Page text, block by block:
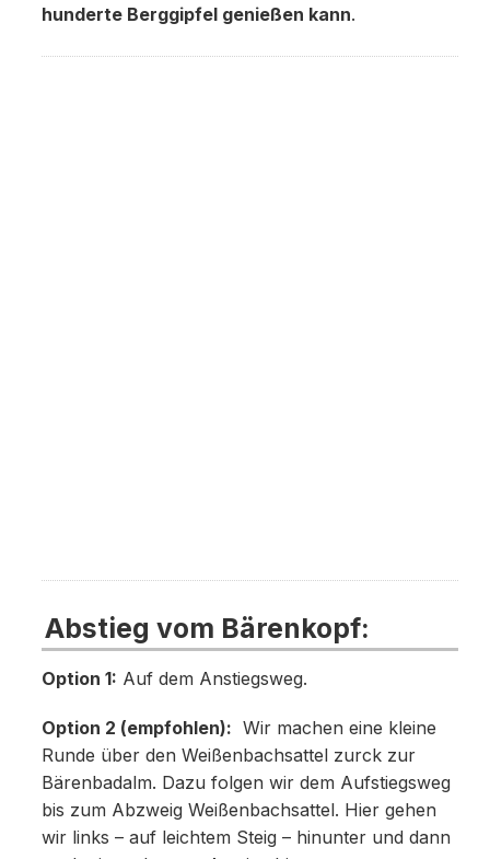
hunderte Berggipfel genießen kann.
Abstieg vom Bärenkopf:
Option 1: Auf dem Anstiegsweg.
Option 2 (empfohlen): Wir machen eine kleine
Runde über den Weißenbachsattel zurck zur
Bärenbadalm. Dazu folgen wir dem Aufstiegsweg
bis zum Abzweig Weißenbachsattel. Hier gehen
wir links – auf leichtem Steig – hinunter und dann